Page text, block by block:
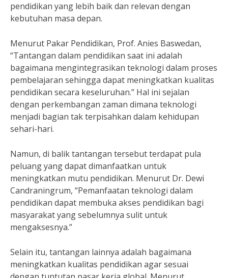
pendidikan yang lebih baik dan relevan dengan
kebutuhan masa depan.
Menurut Pakar Pendidikan, Prof. Anies Baswedan,
“Tantangan dalam pendidikan saat ini adalah
bagaimana mengintegrasikan teknologi dalam proses
pembelajaran sehingga dapat meningkatkan kualitas
pendidikan secara keseluruhan.” Hal ini sejalan
dengan perkembangan zaman dimana teknologi
menjadi bagian tak terpisahkan dalam kehidupan
sehari-hari.
Namun, di balik tantangan tersebut terdapat pula
peluang yang dapat dimanfaatkan untuk
meningkatkan mutu pendidikan. Menurut Dr. Dewi
Candraningrum, “Pemanfaatan teknologi dalam
pendidikan dapat membuka akses pendidikan bagi
masyarakat yang sebelumnya sulit untuk
mengaksesnya.”
Selain itu, tantangan lainnya adalah bagaimana
meningkatkan kualitas pendidikan agar sesuai